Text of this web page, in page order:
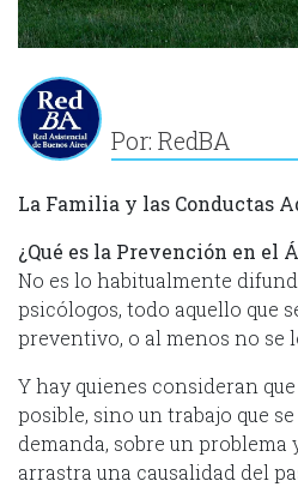
Por: RedBA
La Familia y las Conductas
¿Qué es la Prevención en el
No es lo habitualmente
psicólogos, todo aquello que
preventivo, o al menos no se
Y hay quienes consideran
posible, sino un trabajo que
demanda, sobre un problema
arrastra una causalidad del